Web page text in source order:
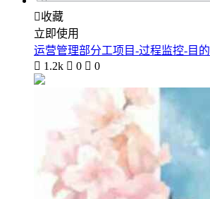
收藏
立即使用
运营管理部分工项目-过程监控-目的
 1.2k  0  0